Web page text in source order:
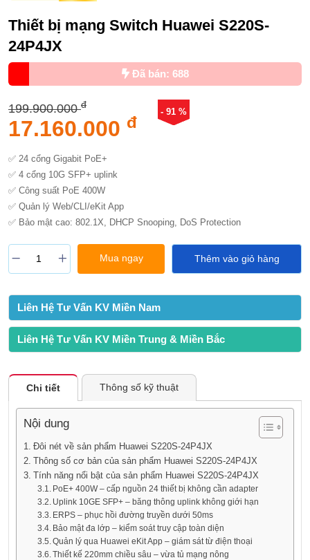
Thiết bị mạng Switch Huawei S220S-
24P4JX
Đã bán: 688
199.900.000đ
17.160.000 đ
- 91 %
✅ 24 cổng Gigabit PoE+
✅ 4 cổng 10G SFP+ uplink
✅ Công suất PoE 400W
✅ Quản lý Web/CLI/eKit App
✅ Bảo mật cao: 802.1X, DHCP Snooping, DoS Protection
Mua ngay Thêm vào giỏ hàng
Liên Hệ Tư Vấn KV Miền Nam
Liên Hệ Tư Vấn KV Miền Trung & Miền Bắc
Chi tiết Thông số kỹ thuật
Nội dung
Đôi nét về sản phẩm Huawei S220S-24P4JX
Thông số cơ bản của sản phẩm Huawei S220S-24P4JX
Tính năng nổi bật của sản phẩm Huawei S220S-24P4JX
PoE+ 400W – cấp nguồn 24 thiết bị không cần adapter
Uplink 10GE SFP+ – băng thông uplink không giới hạn
ERPS – phục hồi đường truyền dưới 50ms
Bảo mật đa lớp – kiểm soát truy cập toàn diện
Quản lý qua Huawei eKit App – giám sát từ điện thoại
Thiết kế 220mm chiều sâu – vừa tủ mạng nông